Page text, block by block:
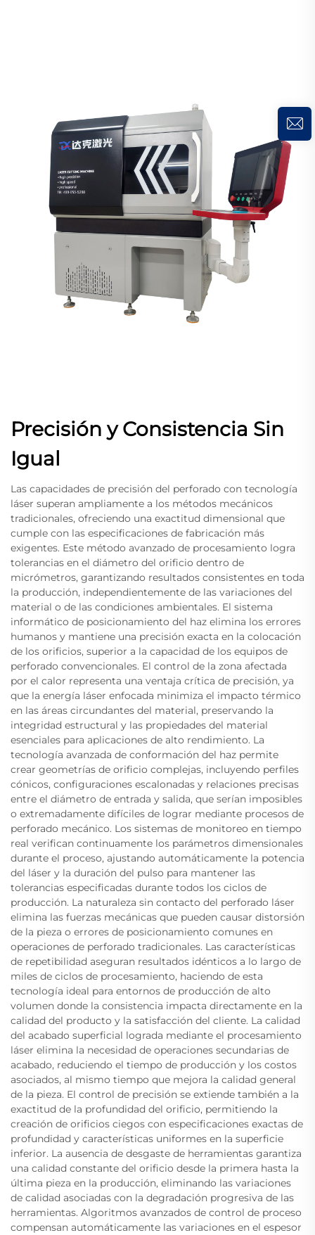
Precisión y Consistencia Sin
Igual
Las capacidades de precisión del perforado con tecnología
láser superan ampliamente a los métodos mecánicos
tradicionales, ofreciendo una exactitud dimensional que
cumple con las especificaciones de fabricación más
exigentes. Este método avanzado de procesamiento logra
tolerancias en el diámetro del orificio dentro de
micrómetros, garantizando resultados consistentes en toda
la producción, independientemente de las variaciones del
material o de las condiciones ambientales. El sistema
informático de posicionamiento del haz elimina los errores
humanos y mantiene una precisión exacta en la colocación
de los orificios, superior a la capacidad de los equipos de
perforado convencionales. El control de la zona afectada
por el calor representa una ventaja crítica de precisión, ya
que la energía láser enfocada minimiza el impacto térmico
en las áreas circundantes del material, preservando la
integridad estructural y las propiedades del material
esenciales para aplicaciones de alto rendimiento. La
tecnología avanzada de conformación del haz permite
crear geometrías de orificio complejas, incluyendo perfiles
cónicos, configuraciones escalonadas y relaciones precisas
entre el diámetro de entrada y salida, que serían imposibles
o extremadamente difíciles de lograr mediante procesos de
perforado mecánico. Los sistemas de monitoreo en tiempo
real verifican continuamente los parámetros dimensionales
durante el proceso, ajustando automáticamente la potencia
del láser y la duración del pulso para mantener las
tolerancias especificadas durante todos los ciclos de
producción. La naturaleza sin contacto del perforado láser
elimina las fuerzas mecánicas que pueden causar distorsión
de la pieza o errores de posicionamiento comunes en
operaciones de perforado tradicionales. Las características
de repetibilidad aseguran resultados idénticos a lo largo de
miles de ciclos de procesamiento, haciendo de esta
tecnología ideal para entornos de producción de alto
volumen donde la consistencia impacta directamente en la
calidad del producto y la satisfacción del cliente. La calidad
del acabado superficial lograda mediante el procesamiento
láser elimina la necesidad de operaciones secundarias de
acabado, reduciendo el tiempo de producción y los costos
asociados, al mismo tiempo que mejora la calidad general
de la pieza. El control de precisión se extiende también a la
exactitud de la profundidad del orificio, permitiendo la
creación de orificios ciegos con especificaciones exactas de
profundidad y características uniformes en la superficie
inferior. La ausencia de desgaste de herramientas garantiza
una calidad constante del orificio desde la primera hasta la
última pieza en la producción, eliminando las variaciones
de calidad asociadas con la degradación progresiva de las
herramientas. Algoritmos avanzados de control de proceso
compensan automáticamente las variaciones en el espesor